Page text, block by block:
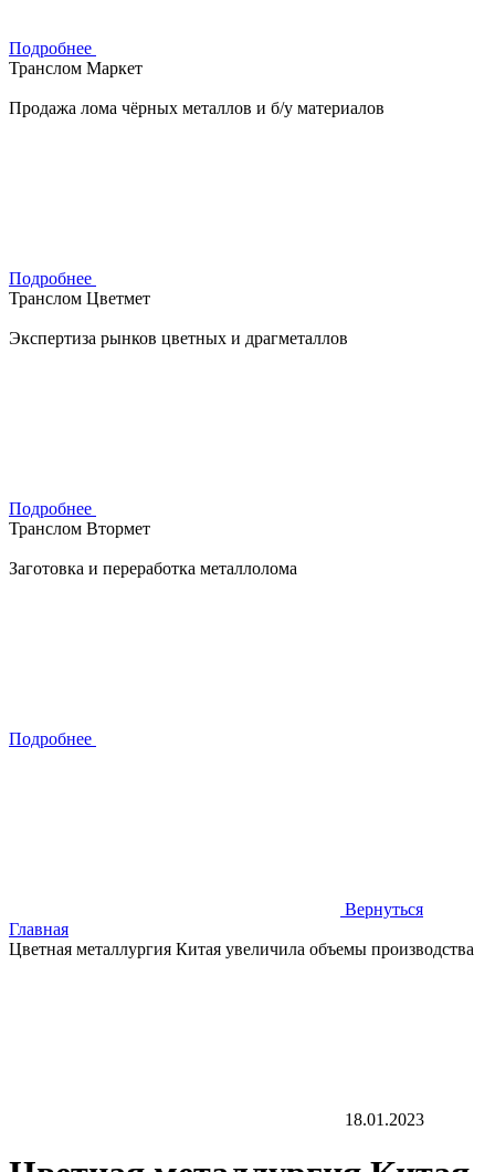
Подробнее
Транслом Маркет
Продажа лома чёрных металлов и б/у материалов
Подробнее
Транслом Цветмет
Экспертиза рынков цветных и драгметаллов
Подробнее
Транслом Втормет
Заготовка и переработка металлолома
Подробнее
Вернуться
Главная
Цветная металлургия Китая увеличила объемы производства
18.01.2023